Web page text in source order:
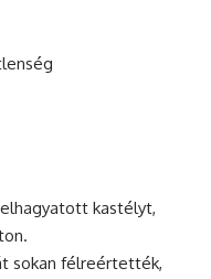
kastélyt,
sokan félreértették,